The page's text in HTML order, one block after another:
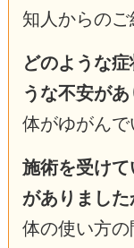
知人からのご
どのような
うな不安が
体がゆがんで
施術を受け
がありました
体の使い方